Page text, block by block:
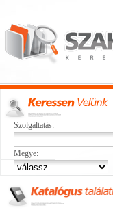
Szolgáltatás:
Megye: